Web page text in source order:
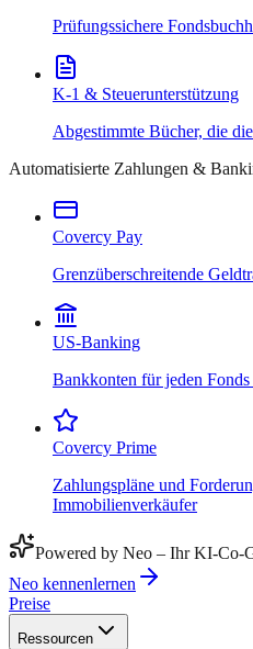
Prüfungssichere
K-1 & Steuerunterstützung
Abgestimmte Bücher, die
Automatisierte Zahlungen &
Covercy Pay
Grenzüberschreitende
US-Banking
Bankkonten für jeden Fonds
Covercy Prime
Zahlungspläne und
Immobilienverkäufer
Powered by Neo – Ihr KI-Co-
Neo kennenlernen
Preise
Ressourcen